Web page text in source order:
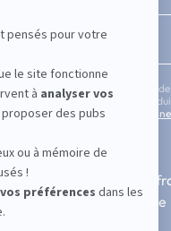
email
case, vous confirmez avoir plus
les offres, services,
protection des données
A PROPOS
Fabrication
Notre histoire